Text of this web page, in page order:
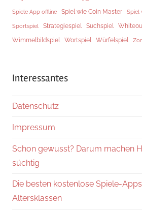
Spiele App offline Spiel wie Coin Master Spiel
Sportspiel Strategiespiel Suchspiel
Wimmelbildspiel
Wortspiel Würfelspiel
Interessantes
Datenschutz
Impressum
Schon gewusst? Darum machen
süchtig
Die besten kostenlose Spiele-
Altersklassen